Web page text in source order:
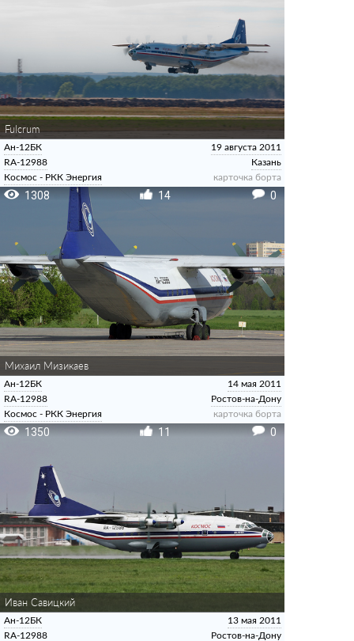
Fulcrum
Ан-12БК
RA-12988
Космос - РКК Энергия
19 августа 2011
Казань
карточка борта
1308 14 0
Михаил Мизикаев
Ан-12БК
RA-12988
Космос - РКК Энергия
14 мая 2011
Ростов-на-Дону
карточка борта
1350 11 0
Иван Савицкий
Ан-12БК
RA-12988
13 мая 2011
Ростов-на-Дону